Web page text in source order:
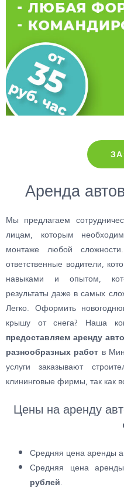
Аренда
Мы предлагаем
лицам, которым
монтаже любой
ответственные водители,
навыками и опытом,
результаты даже в самых
Легко. Оформить
крышу от снега? Наша
предоставляем аренду
разнообразных работ в
услуги заказывают
клининговые фирмы, так как
Цены на аренду
Средняя цена аренды
Средняя цена
рублей.